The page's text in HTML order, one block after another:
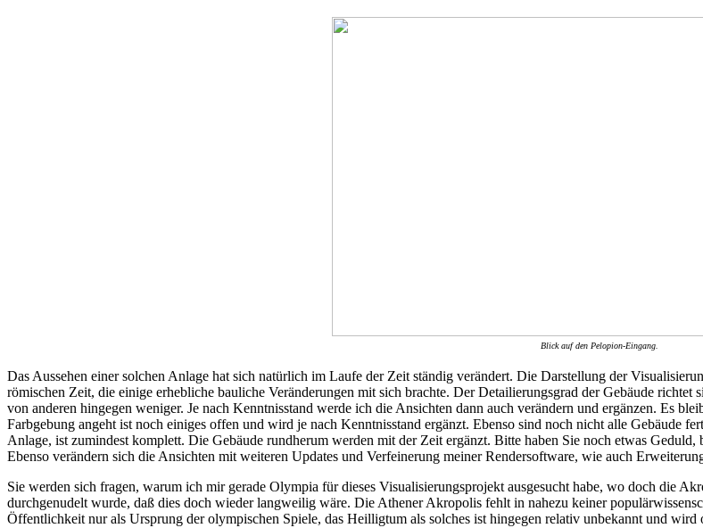
Blick auf den Pelopion-Eingang.
Das Aussehen einer solchen Anlage hat sich natürlich im Laufe der Zeit ständig verändert. Die Darstellung der
römischen Zeit, die einige erhebliche bauliche Veränderungen mit sich brachte. Der Detailierungsgrad der Gebäude
von anderen hingegen weniger. Je nach Kenntnisstand werde ich die Ansichten dann auch verändern und ergänzen. Es
Farbgebung angeht ist noch einiges offen und wird je nach Kenntnisstand ergänzt. Ebenso sind noch nicht alle Gebäude
Anlage, ist zumindest komplett. Die Gebäude rundherum werden mit der Zeit ergänzt. Bitte haben Sie noch etwas
Ebenso verändern sich die Ansichten mit weiteren Updates und Verfeinerung meiner Rendersoftware, wie auch
Sie werden sich fragen, warum ich mir gerade Olympia für dieses Visualisierungsprojekt ausgesucht habe, wo doch die
durchgenudelt wurde, daß dies doch wieder langweilig wäre. Die Athener Akropolis fehlt in nahezu keiner
Öffentlichkeit nur als Ursprung der olympischen Spiele, das Heilligtum als solches ist hingegen relativ unbekannt und wird